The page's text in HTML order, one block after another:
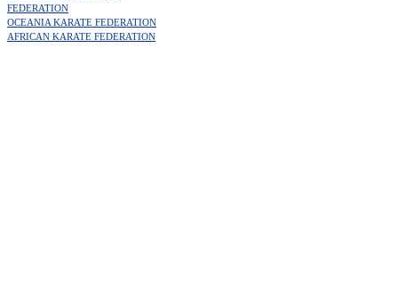
FEDERATION
OCEANIA KARATE FEDERATION
AFRICAN KARATE FEDERATION